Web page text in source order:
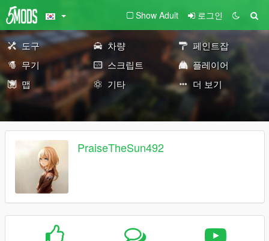
Show Adult 로그인
도구 차량
페인트잡
무기
스크립트
플레이어
맵
기타 더 보기
PraiseTheSun492